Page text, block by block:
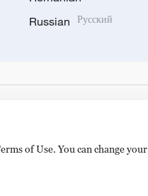
Russian Русский
of Use. You can change your